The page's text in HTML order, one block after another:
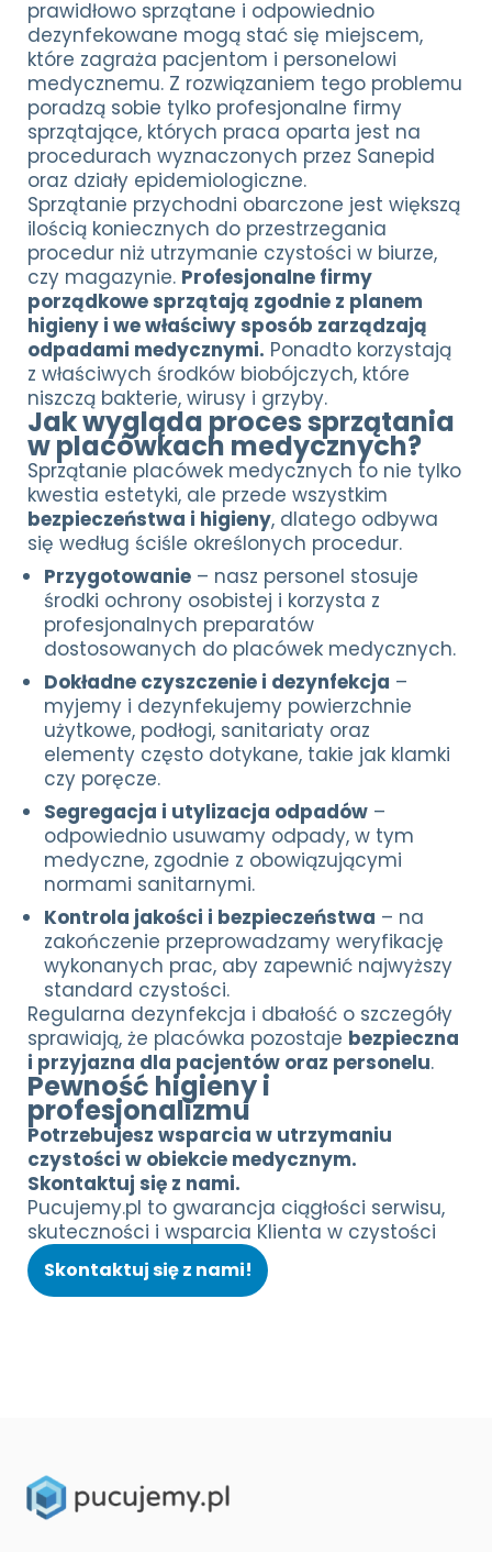
prawidłowo sprzątane i odpowiednio
dezynfekowane mogą stać się miejscem,
które zagraża pacjentom i personelowi
medycznemu. Z rozwiązaniem tego problemu
poradzą sobie tylko profesjonalne firmy
sprzątające, których praca oparta jest na
procedurach wyznaczonych przez Sanepid
oraz działy epidemiologiczne.
Sprzątanie przychodni obarczone jest większą
ilością koniecznych do przestrzegania
procedur niż utrzymanie czystości w biurze,
czy magazynie. Profesjonalne firmy
porządkowe sprzątają zgodnie z planem
higieny i we właściwy sposób zarządzają
odpadami medycznymi. Ponadto korzystają
z właściwych środków biobójczych, które
niszczą bakterie, wirusy i grzyby.
Jak wygląda proces sprzątania
w placówkach medycznych?
Sprzątanie placówek medycznych to nie tylko
kwestia estetyki, ale przede wszystkim
bezpieczeństwa i higieny, dlatego odbywa
się według ściśle określonych procedur.
Przygotowanie – nasz personel stosuje
środki ochrony osobistej i korzysta z
profesjonalnych preparatów
dostosowanych do placówek medycznych.
Dokładne czyszczenie i dezynfekcja –
myjemy i dezynfekujemy powierzchnie
użytkowe, podłogi, sanitariaty oraz
elementy często dotykane, takie jak klamki
czy poręcze.
Segregacja i utylizacja odpadów –
odpowiednio usuwamy odpady, w tym
medyczne, zgodnie z obowiązującymi
normami sanitarnymi.
Kontrola jakości i bezpieczeństwa – na
zakończenie przeprowadzamy weryfikację
wykonanych prac, aby zapewnić najwyższy
standard czystości.
Regularna dezynfekcja i dbałość o szczegóły
sprawiają, że placówka pozostaje bezpieczna
i przyjazna dla pacjentów oraz personelu.
Pewność higieny i
profesjonalizmu
Potrzebujesz wsparcia w utrzymaniu
czystości w obiekcie medycznym.
Skontaktuj się z nami.
Pucujemy.pl to gwarancja ciągłości serwisu,
skuteczności i wsparcia Klienta w czystości
Skontaktuj się z nami!